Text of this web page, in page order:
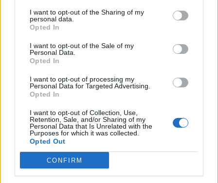
I want to opt-out of the Sharing of my
personal data.
Opted In
I want to opt-out of the Sale of my
Personal Data.
Opted In
I want to opt-out of processing my
Personal Data for Targeted Advertising.
Opted In
I want to opt-out of Collection, Use,
Retention, Sale, and/or Sharing of my
Personal Data that Is Unrelated with the
Purposes for which it was collected.
Opted Out
CONFIRM